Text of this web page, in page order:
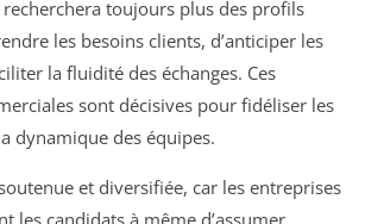
toujours plus des profils
les besoins clients, d’anticiper les
la fluidité des échanges. Ces
sont décisives pour fidéliser les
dynamique des équipes.
et diversifiée, car les entreprises
les candidats à même d’assumer